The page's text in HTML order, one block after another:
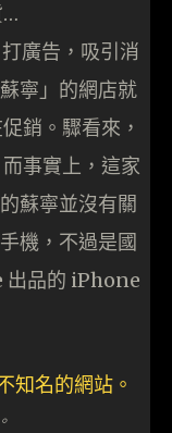
…
廣告，吸引消
寧」的網店就
銷。驟看來，
事實上，這家
蘇寧並沒有關
機，不過是國
出品的 iPhone